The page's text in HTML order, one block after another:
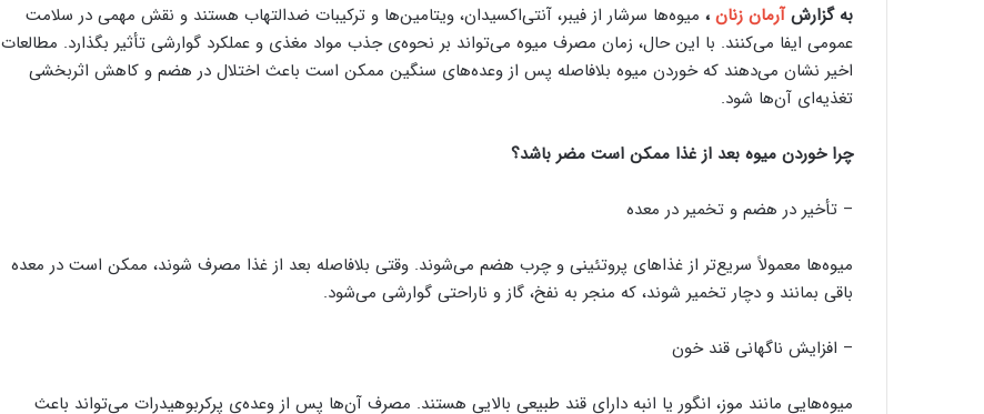
به گزارشآرمان زنان ، میوه‌ها سرشار از فیبر، آنتی‌اکسیدان، ویتامین‌ها و ترکیبات ضدالتهاب هستند و نقش مهمی در سلامت
عمومی ایفا می‌کنند. با این حال، زمان مصرف میوه می‌تواند بر نحوه‌ی جذب مواد مغذی و عملکرد گوارشی تأثیر بگذارد. مطالعات
اخیر نشان می‌دهند که خوردن میوه بلافاصله پس از وعده‌های سنگین ممکن است باعث اختلال در هضم و کاهش اثربخشی
تغذیه‌ای آن‌ها شود.
چرا خوردن میوه بعد از غذا ممکن است مضر باشد؟
– تأخیر در هضم و تخمیر در معده
میوه‌ها معمولاً سریع‌تر از غذاهای پروتئینی و چرب هضم می‌شوند. وقتی بلافاصله بعد از غذا مصرف شوند، ممکن است در معده
باقی بمانند و دچار تخمیر شوند، که منجر به نفخ، گاز و ناراحتی گوارشی می‌شود.
– افزایش ناگهانی قند خون
میوه‌هایی مانند موز، انگور یا انبه دارای قند طبیعی بالایی هستند. مصرف آن‌ها پس از وعده‌ی پرکربوهیدرات می‌تواند باعث